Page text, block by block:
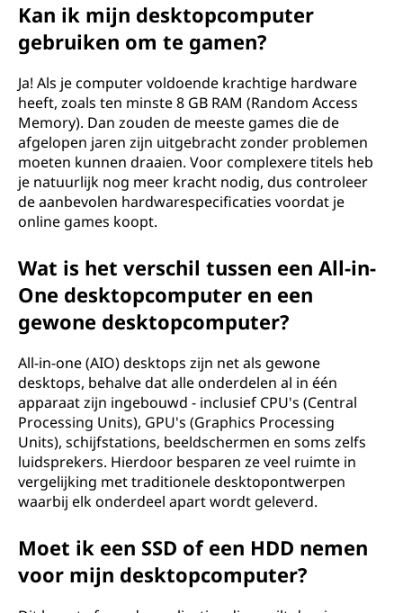
Kan ik mijn desktopcomputer
gebruiken om te gamen?
Ja! Als je computer voldoende krachtige hardware
heeft, zoals ten minste 8 GB RAM (Random Access
Memory). Dan zouden de meeste games die de
afgelopen jaren zijn uitgebracht zonder problemen
moeten kunnen draaien. Voor complexere titels heb
je natuurlijk nog meer kracht nodig, dus controleer
de aanbevolen hardwarespecificaties voordat je
online games koopt.
Wat is het verschil tussen een All-in-
One desktopcomputer en een
gewone desktopcomputer?
All-in-one (AIO) desktops zijn net als gewone
desktops, behalve dat alle onderdelen al in één
apparaat zijn ingebouwd - inclusief CPU's (Central
Processing Units), GPU's (Graphics Processing
Units), schijfstations, beeldschermen en soms zelfs
luidsprekers. Hierdoor besparen ze veel ruimte in
vergelijking met traditionele desktopontwerpen
waarbij elk onderdeel apart wordt geleverd.
Moet ik een SSD of een HDD nemen
voor mijn desktopcomputer?